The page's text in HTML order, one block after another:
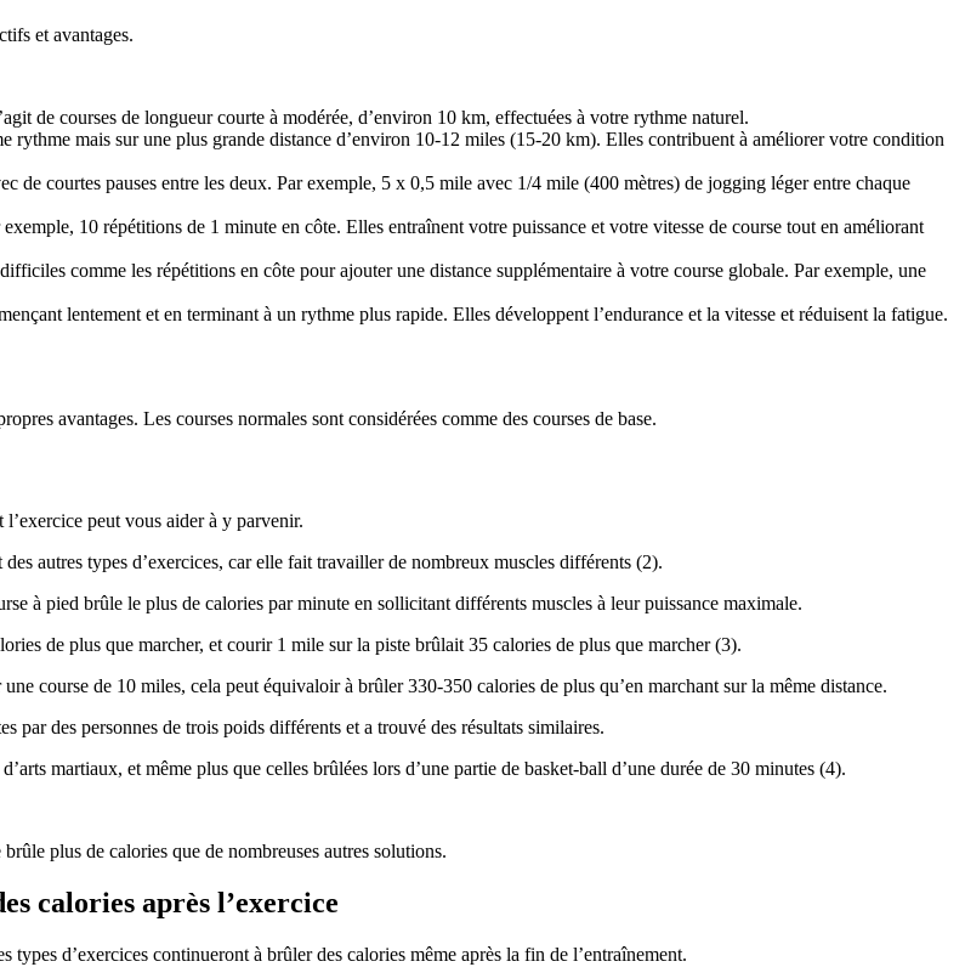
et avantages.
de courses de longueur courte à modérée, d’environ 10 km, effectuées à votre rythme naturel.
rythme mais sur une plus grande distance d’environ 10-12 miles (15-20 km). Elles contribuent à améliorer votre condition
de courtes pauses entre les deux. Par exemple, 5 x 0,5 mile avec 1/4 mile (400 mètres) de jogging léger entre chaque
10 répétitions de 1 minute en côte. Elles entraînent votre puissance et votre vitesse de course tout en améliorant
comme les répétitions en côte pour ajouter une distance supplémentaire à votre course globale. Par exemple, une
lentement et en terminant à un rythme plus rapide. Elles développent l’endurance et la vitesse et réduisent la fatigue.
avantages. Les courses normales sont considérées comme des courses de base.
peut vous aider à y parvenir.
autres types d’exercices, car elle fait travailler de nombreux muscles différents (2).
à pied brûle le plus de calories par minute en sollicitant différents muscles à leur puissance maximale.
de plus que marcher, et courir 1 mile sur la piste brûlait 35 calories de plus que marcher (3).
course de 10 miles, cela peut équivaloir à brûler 330-350 calories de plus qu’en marchant sur la même distance.
par des personnes de trois poids différents et a trouvé des résultats similaires.
martiaux, et même plus que celles brûlées lors d’une partie de basket-ball d’une durée de 30 minutes (4).
plus de calories que de nombreuses autres solutions.
calories après l’exercice
d’exercices continueront à brûler des calories même après la fin de l’entraînement.